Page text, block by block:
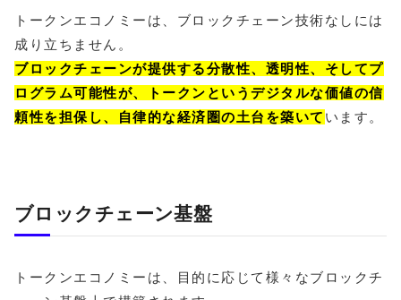
トークンエコノミーは、ブロックチェーン技術なしには
成り立ちません。
ブロックチェーンが提供する分散性、透明性、そしてプ
ログラム可能性が、トークンというデジタルな価値の信
頼性を担保し、自律的な経済圏の土台を築いて います。
ブロックチェーン基盤
トークンエコノミーは、目的に応じて様々なブロックチ